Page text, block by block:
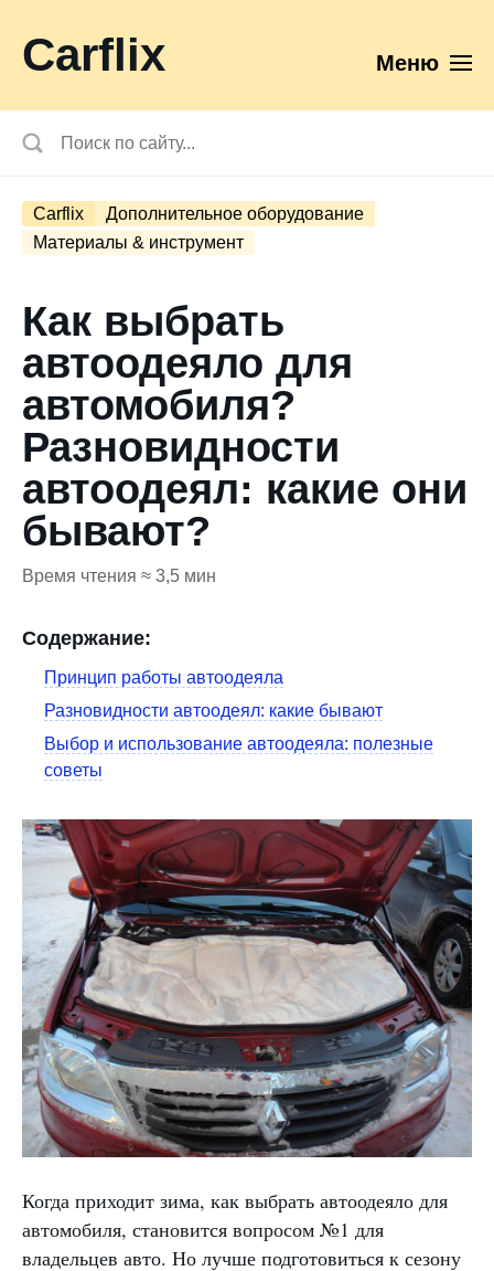
Carflix Меню
Carflix
Дополнительное оборудование
Материалы & инструмент
Как выбрать
автоодеяло для
автомобиля?
Разновидности
автоодеял: какие они
бывают?
Время чтения ≈ 3,5 мин
Содержание:
Принцип работы автоодеяла
Разновидности автоодеял: какие бывают
Выбор и использование автоодеяла: полезные
советы
Когда приходит зима, как выбрать автоодеяло для
автомобиля, становится вопросом №1 для
владельцев авто. Но лучше подготовиться к сезону